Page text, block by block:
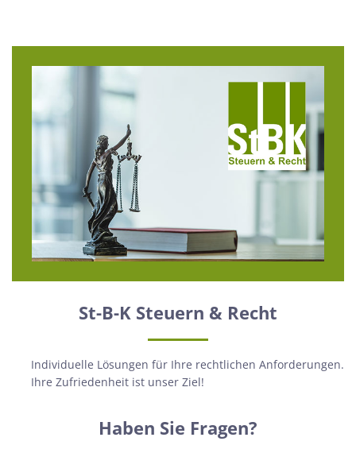
St-B-K Steuern & Recht
Individuelle Lösungen für Ihre rechtlichen Anforderungen.
Ihre Zufriedenheit ist unser Ziel!
Haben Sie Fragen?